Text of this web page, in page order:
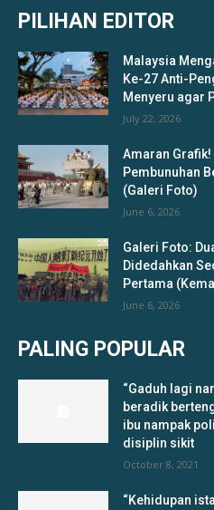
PILIHAN EDITOR
Malaysia
Ke-27 Anti-
Menyeru agar
July 22, 2026
Amaran
Pembunuhan
(Galeri Foto)
June 6, 2026
Galeri Foto:
Didedahkan
Pertama
June 6, 2026
PALING POPULAR
“Gaduh lagi
beradik
ibu nampak
disiplin sikit
October 8, 2021
“Kehidupan